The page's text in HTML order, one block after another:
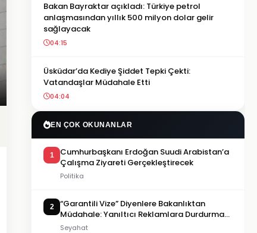
Bakan Bayraktar açıkladı: Türkiye petrol
anlaşmasından yıllık 500 milyon dolar gelir
sağlayacak
04:15
Üsküdar’da Kediye Şiddet Tepki Çekti:
Vatandaşlar Müdahale Etti
04:04
EN ÇOK OKUNANLAR
1
Cumhurbaşkanı Erdoğan Suudi Arabistan’a
Çalışma Ziyareti Gerçekleştirecek
Politika
2
“Garantili Vize” Diyenlere Bakanlıktan
Müdahale: Yanıltıcı Reklamlara Durdurma
Kararı
Seyahat